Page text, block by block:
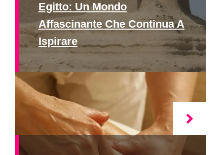
Egitto: Un Mondo
Affascinante Che Continua A
Ispirare